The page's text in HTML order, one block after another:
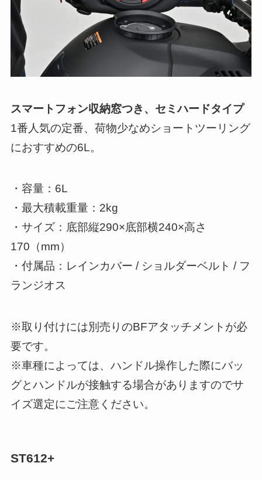
スマートフォン収納窓つき、セミハードタイプ
1番人気の定番、荷物少なめショートツーリング
におすすめの6L。
・容量：6L
・最大積載重量：2kg
・サイズ：底部縦290×底部横240×高さ
170（mm）
・付属品：レインカバー / ショルダーベルト / フ
ランジオス
※取り付けには別売りのBFアタッチメントが必
要です。
※車種によっては、ハンドル操作した際にバッ
グとハンドルが接触する場合がありますのでサ
イズ選定にご注意ください。
ST612+